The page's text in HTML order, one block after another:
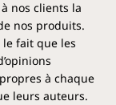
nos clients la
nos produits.
fait que les
à chaque
leurs auteurs.